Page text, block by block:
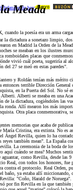
Infanzón de hoy
Meada
la poesía era un arma
la dictadura a sonetazo limpio,
en Madrid la Orden de la
se meaban en los ilustres
romboidales placas que
vivió cuál poeta, sugeriría al
del 27 se meó en estas paredes".
y Roldán tenían más mérito
entonces terrible Dirección
en la Puerta del Sol. No sé
Alberti se meaba en una
de la dictadura, cogiéndoles las
ronda. Allí mearon los más
Otra placa conmemorativa,
memorias que acaba de
Cristina, era extinta. No es
Ángel Revilla, quien lo ha
también mean". La España
La ceremonia de la boda de
aquí cuándo se mea? Muchos
como Revilla, desde las 9
Real, con todos los honores, fue
contra el protocolo. Real Orden,
baño, ya estaba allí
"Coño, Harald de Noruega".
por fin Revilla en la que también